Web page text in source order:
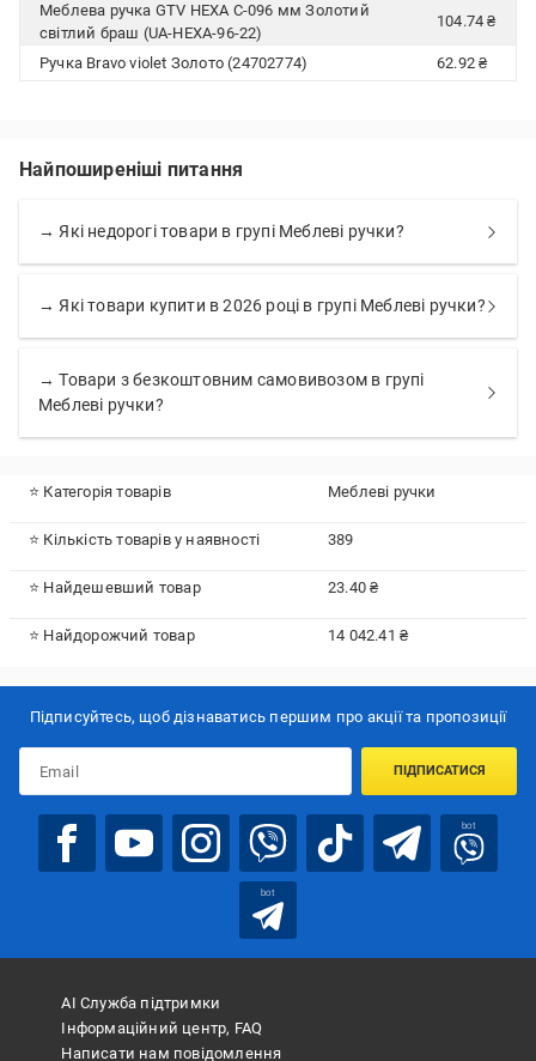
Меблева ручка GTV HEXA C-096 мм Золотий
світлий браш (UA-HEXA-96-22)
104.74 ₴
Ручка Bravo violet Золото (24702774) 62.92 ₴
Найпоширеніші питання
→ Які недорогі товари в групі Меблеві ручки?
→ Які товари купити в 2026 році в групі Меблеві ручки?
→ Товари з безкоштовним самовивозом в групі
Меблеві ручки?
⭐ Категорія товарів Меблеві ручки
⭐ Кількість товарів у наявності 389
⭐ Найдешевший товар 23.40 ₴
⭐ Найдорожчий товар 14 042.41 ₴
Підписуйтесь, щоб дізнаватись першим про акції та пропозиції
ПІДПИСАТИСЯ
bot
bot
АІ Служба підтримки
Інформаційний центр, FAQ
Написати нам повідомлення